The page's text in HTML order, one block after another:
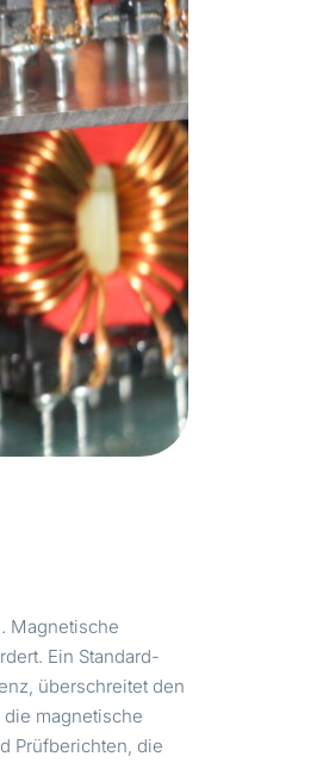
Magnetische
Ein Standard-
überschreitet den
magnetische
Prüfberichten, die